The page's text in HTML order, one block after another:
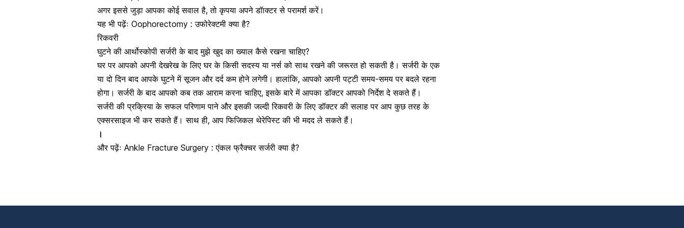
अगर इससे जुड़ा आपका कोई सवाल है, तो कृपया अपने डॉाक्टर से परामर्श करें।
यह भी पढ़ेंः Oophorectomy : उफोरेक्टमी क्या है?
रिकवरी
घुटने की आर्थोस्कोपी सर्जरी के बाद मुझे खुद का ख्याल कैसे रखना चाहिए?
घर पर आपको अपनी देखरेख के लिए घर के किसी सदस्य या नर्स को साथ रखने की जरूरत हो सकती है। सर्जरी के एक
या दो दिन बाद आपके घुटने में सूजन और दर्द कम होने लगेगी। हालांकि, आपको अपनी पट्टी समय-समय पर बदले रहना
होगा। सर्जरी के बाद आपको कब तक आराम करना चाहिए, इसके बारे में आपका डॉक्टर आपको निर्देश दे सकते हैं।
सर्जरी की प्रक्रिया के सफल परिणाम पाने और इसकी जल्दी रिकवरी के लिए डॉक्टर की सलाह पर आपकुछ तरह के
एक्सरसाइजभी कर सकते हैं। साथ ही, आप फिजिकल थेरेपिस्ट की भी मदद ले सकते हैं।
।
और पढ़ेंः Ankle Fracture Surgery : एंकल फ्रैक्चर सर्जरी क्या है?